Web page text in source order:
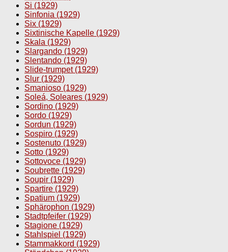
Si (1929)
Sinfonia (1929)
Six (1929)
Sixtinische Kapelle (1929)
Skala (1929)
Slargando (1929)
Slentando (1929)
Slide-trumpet (1929)
Slur (1929)
Smanioso (1929)
Soleá, Soleares (1929)
Sordino (1929)
Sordo (1929)
Sordun (1929)
Sospiro (1929)
Sostenuto (1929)
Sotto (1929)
Sottovoce (1929)
Soubrette (1929)
Soupir (1929)
Spartire (1929)
Spatium (1929)
Sphärophon (1929)
Stadtpfeifer (1929)
Stagione (1929)
Stahlspiel (1929)
Stammakkord (1929)